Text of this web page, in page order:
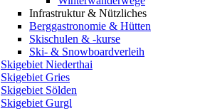
Infrastruktur & Nützliches
Berggastronomie & Hütten
Skischulen & -kurse
Ski- & Snowboardverleih
Skigebiet Niederthai
Skigebiet Gries
Skigebiet Sölden
Skigebiet Gurgl